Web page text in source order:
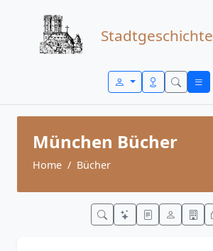
Stadtgeschichte
München Bücher
Home Bücher